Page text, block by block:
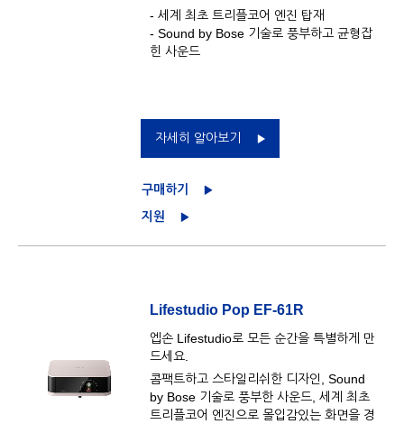
- 세계 최초 트리플코어 엔진 탑재
- Sound by Bose 기술로 풍부하고 균형잡
힌 사운드
자세히 알아보기
구매하기
지원
Lifestudio Pop EF-61R
엡손 Lifestudio로 모든 순간을 특별하게 만
드세요.
콤팩트하고 스타일리쉬한 디자인, Sound
by Bose 기술로 풍부한 사운드, 세계 최초
트리플코어 엔진으로 몰입감있는 화면을 경